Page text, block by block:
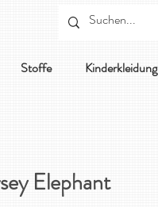
Stoffe Kinderkleidung
Elephant